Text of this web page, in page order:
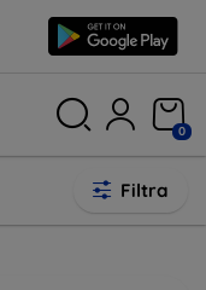
0
Filtra